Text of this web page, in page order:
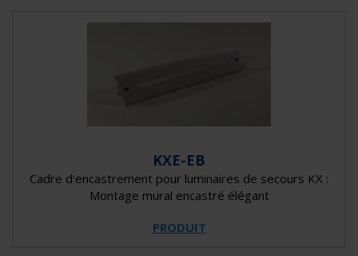
KXE-EB
Cadre d'encastrement pour luminaires de secours KX :
Montage mural encastré élégant
PRODUIT